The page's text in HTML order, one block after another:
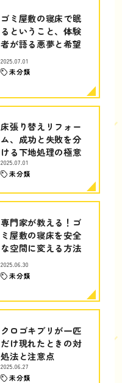
ゴミ屋敷の寝床で眠
るということ、体験
者が語る悪夢と希望
2025.07.01
未分類
床張り替えリフォー
ム、成功と失敗を分
ける下地処理の極意
2025.07.01
未分類
専門家が教える！ゴ
ミ屋敷の寝床を安全
な空間に変える方法
2025.06.30
未分類
クロゴキブリが一匹
だけ現れたときの対
処法と注意点
2025.06.27
未分類